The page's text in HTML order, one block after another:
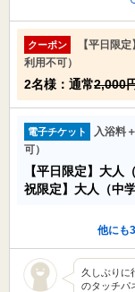
クーポン
【平日限
利用不可）
2名様：通常2,000
電子チケット
入浴料
可）
【平日限定】大人
祝限定】大人（中
他にも
久しぶりに
のタッチパ